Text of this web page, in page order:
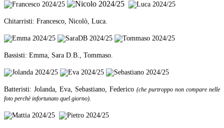
Chitarristi: Francesco, Nicolò, Luca.
Bassisti: Emma, Sara D.B., Tommaso.
Batteristi: Jolanda, Eva, Sebastiano, Federico (che purtroppo non compare nelle
foto perchè infortunato quel giorno).